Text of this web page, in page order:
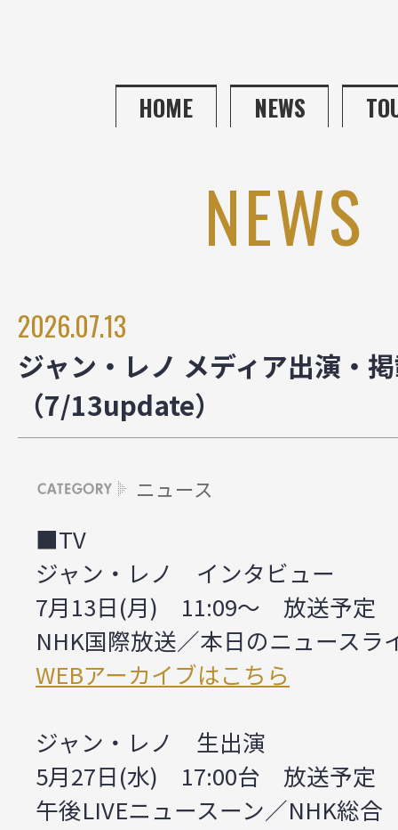
HOME NEWS
NEWS
2026.07.13
ジャン・レノ メディア出演・
（7/13update）
ニュース
■TV
ジャン・レノ インタビュー
7月13日(月) 11:09～ 放送予定
NHK国際放送／本日のニュースラ
WEBアーカイブはこちら
ジャン・レノ 生出演
5月27日(水) 17:00台 放送予定
午後LIVEニュースーン／NHK総合